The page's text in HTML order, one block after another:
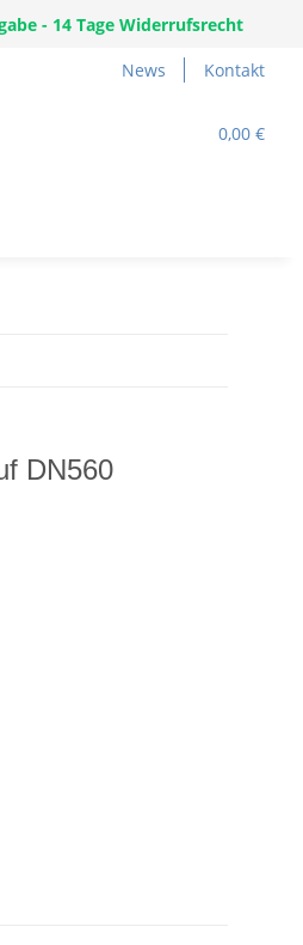
- 14 Tage Widerrufsrecht
News Kontakt
0,00 €
DN560